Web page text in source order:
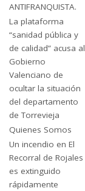
ANTIFRANQUISTA.
La plataforma
“sanidad pública y
de calidad” acusa al
Gobierno
Valenciano de
ocultar la situación
del departamento
de Torrevieja
Quienes Somos
Un incendio en El
Recorral de Rojales
es extinguido
rápidamente